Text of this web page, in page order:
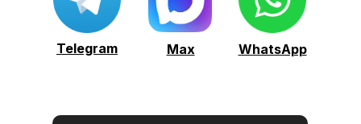
Max
Telegram WhatsApp